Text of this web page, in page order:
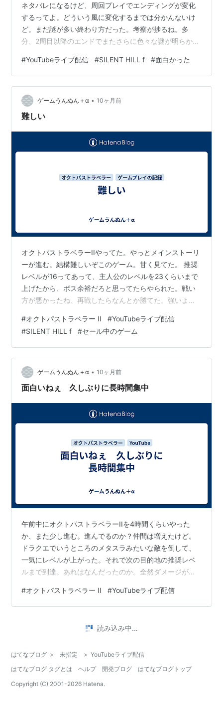
ネタバレになるけど、周回プレイでエンディングが変化
するってよ。どういう風に変化するまでは分かんないけ
ど。まだ謎が多い終わり方だった。考察が捗るね。多
分、2周目以降のエンドでまたさらに色々な謎が明らかに
ど、1周がそんなに時間がかからない。散々ボス戦なんか
でつまずいたとしても、かかっても全体で20時間くらい
だと思う。ただ、アクション要素が強いので、プレイヤ
ーの力量によってクリアにかかる時間は大きく変わるか
らなんとも言えないな。難易度も選べるし。 やってみた
#YouTubeライブ配信 #SILENT HILL f #面白かった
ゲームうんぬん＋α • 10ヶ月前
難しい
オクトパストラベラーIIやってた。やっとメインストーリ
ーが進む。結構難しいぞこのゲーム。甘く見てた。 推奨
レベルが16ってあって、主人公のレベルを23くらいまで
上げたから、ボス余裕だろと思ってたらやられた。戦い
方が悪かったね、再戦したらなんとか勝てた。強いよ。
んだけど、次の推奨レベル31…遠いわ。無茶苦茶だわ。
ずっと修行かよ。また新しい街に行きたいねえ。結構回
復アイテム使ってしまったので、補給したい。お金がな
いよ。新しい装備買ったから、全然お金が無いです。結
構キツめ。このゲームをなめてたわ。 今夜はまた
YouTubeライブ配信だ。何時までやる…
#オクトパストラベラー II #YouTubeライブ配信
#SILENT HILL f #セール中のゲーム
ゲームうんぬん＋α • 10ヶ月前
面白いねぇ 久しぶりに長時間集中
午前中にオクトパストラベラーIIを4時間くらいやった
か、また少し進む。進んでるのか？仲間は増えたけど。
ドラクエでいうところのメタスラみたいな敵を倒して、
一気にレベルが上がった。それで次の目的地の推奨レベ
ルまで到達。あれはなんだったのか。全然ダメージが通
値もたくさん入った。あいつともう一度戦いたいなぁ。
本来はすぐに逃げてしまったりするんだろうか。運が良
上げをしないとすぐ死にそうだ。目的地行く前にもうち
のになぁ。 今夜はもうやらないっぽい。またYo…
#オクトパストラベラー II #YouTubeライブ配信
ゲームうんぬん＋α • 10ヶ月前
やってない。 さっきまでYouTube観てた。やるならこれ